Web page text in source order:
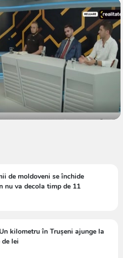
de moldoveni se închide
nu va decola timp de 11
kilometru în Trușeni ajunge la
lei